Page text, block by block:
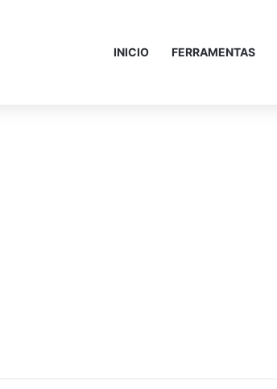
INICIO FERRAMENTAS